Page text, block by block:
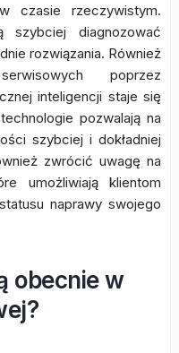
czasie rzeczywistym.
szybciej diagnozować
rozwiązania. Również
poprzez
inteligencji staje się
pozwalają na
szybciej i dokładniej
zwrócić uwagę na
umożliwiają klientom
naprawy swojego
obecnie w